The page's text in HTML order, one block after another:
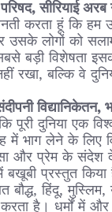
सीरियाई अरब
करता हूं कि
उसके लोगों को
बड़ी विशेषता
रखा, बल्कि वे
विद्यानिकेतन,
पूरी दुनिया एक
में भाग लेने के लिए
और प्रेम के
प्रस्तुत किया
बौद्ध, हिंदू,
है। धर्मों में और